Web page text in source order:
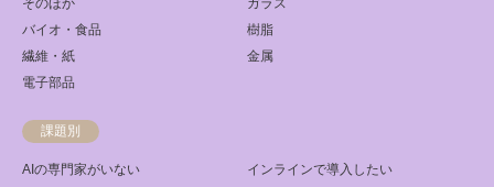
そのほか
ガラス
バイオ・食品
樹脂
繊維・紙
金属
電子部品
課題別
AIの専門家がいない
インラインで導入したい